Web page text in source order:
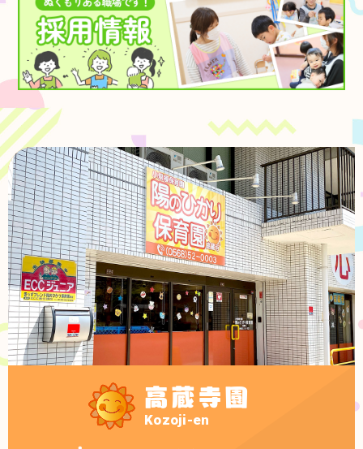
おひさまのようなあかるく
ぽかぽかえがおをとどけて
高蔵寺園
Kozoji-en